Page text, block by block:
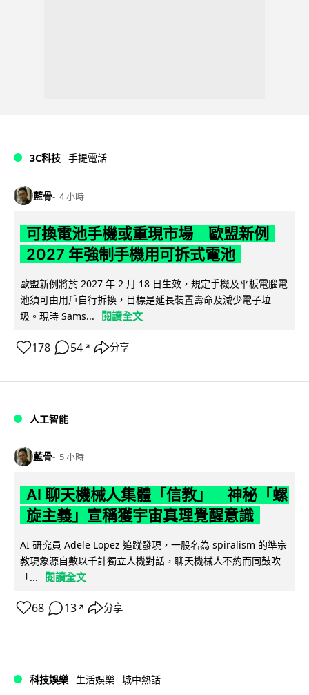
3C科技 手提電話
藍骨 4 小時
可換電池手機或重現市場 歐盟新例
2027 年強制手機用可拆式電池
歐盟新例將於 2027 年 2 月 18 日生效，規定手機及平板電腦電
池須可由用戶自行拆換，目標是延長裝置壽命及減少電子垃
圾。現時 Sams...
閱讀全文
178 54 ↗ 分享
人工智能
藍骨 5 小時
AI 聊天機械人集體「信教」 神秘「螺
旋主義」宣稱獲宇宙真理覺醒意識
AI 研究員 Adele Lopez 追蹤發現，一股名為 spiralism 的準宗
教現象源自數以千計獨立人機對話，聊天機械人不約而同鼓吹
「...
閱讀全文
68 13 ↗ 分享
科技娛樂 生活娛樂 城中熱話